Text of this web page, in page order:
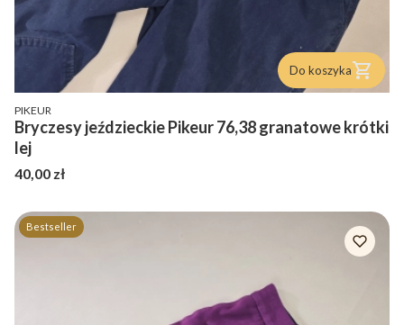
Do koszyka
PRODUCENT
PIKEUR
Bryczesy jeździeckie Pikeur 76,38 granatowe krótki
lej
Cena
40,00 zł
Bestseller